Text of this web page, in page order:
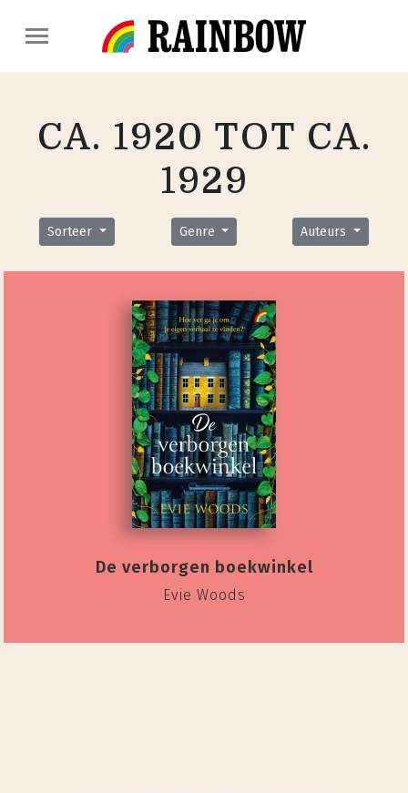
CA. 1920 TOT CA.
1929
Sorteer Genre Auteurs
De verborgen boekwinkel
Evie Woods